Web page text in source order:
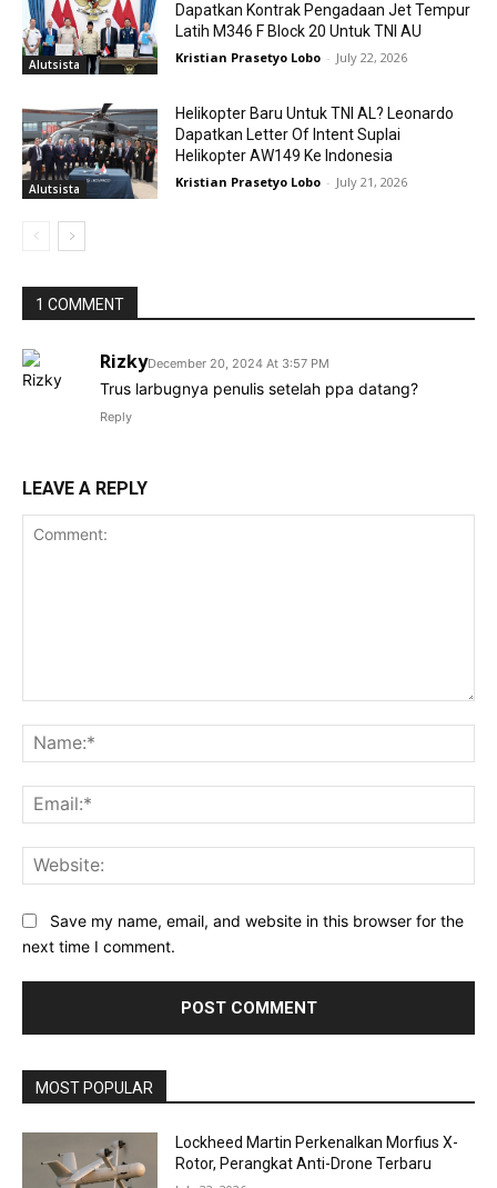
Alutsista
Dapatkan Kontrak Pengadaan Jet Tempur
Latih M346 F Block 20 Untuk TNI AU
Kristian Prasetyo Lobo - July 22, 2026
Alutsista
Helikopter Baru Untuk TNI AL? Leonardo
Dapatkan Letter Of Intent Suplai
Helikopter AW149 Ke Indonesia
Kristian Prasetyo Lobo - July 21, 2026
1 COMMENT
RizkyDecember 20, 2024 At 3:57 PM
Trus larbugnya penulis setelah ppa datang?
Reply
LEAVE A REPLY
Save my name, email, and website in this browser for the
next time I comment.
MOST POPULAR
Lockheed Martin Perkenalkan Morfius X-
Rotor, Perangkat Anti-Drone Terbaru